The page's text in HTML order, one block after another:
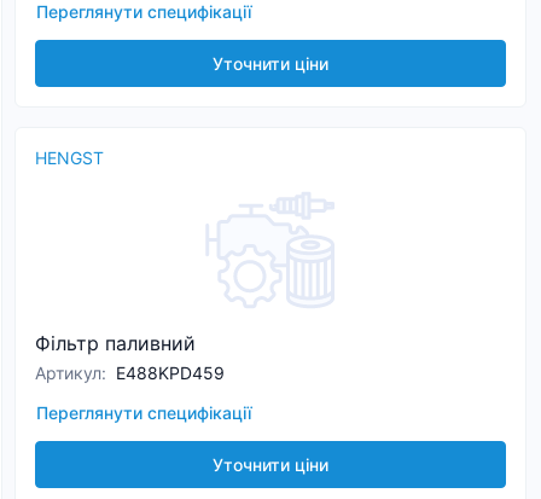
Переглянути специфікації
Уточнити ціни
HENGST
Фільтр паливний
Артикул: E488KPD459
Переглянути специфікації
Уточнити ціни